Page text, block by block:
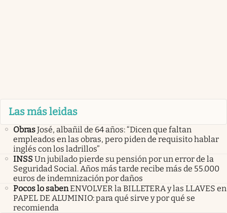
Las más leidas
ObrasJosé, albañil de 64 años: “Dicen que faltan
empleados en las obras, pero piden de requisito hablar
inglés con los ladrillos”
INSSUn jubilado pierde su pensión por un error de la
Seguridad Social. Años más tarde recibe más de 55.000
euros de indemnización por daños
Pocos lo sabenENVOLVER la BILLETERA y las LLAVES en
PAPEL DE ALUMINIO: para qué sirve y por qué se
recomienda